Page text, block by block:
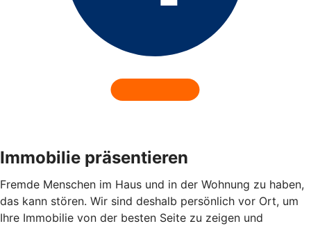
Immobilie präsentieren
Fremde Menschen im Haus und in der Wohnung zu haben,
das kann stören. Wir sind deshalb persönlich vor Ort, um
Ihre Immobilie von der besten Seite zu zeigen und